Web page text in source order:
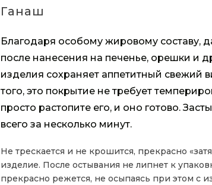
Ганаш
Благодаря особому жировому составу,
после нанесения на печенье, орешки и
изделия сохраняет аппетитный свежий
того, это покрытие не требует
просто растопите его, и оно готово.
всего за несколько минут.
Не трескается и не крошится, прекрасно
изделие. После остывания не липнет к
прекрасно режется, не осыпаясь при этом с